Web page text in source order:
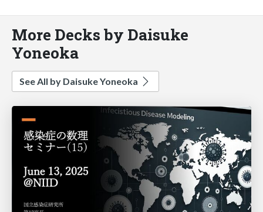
More Decks by Daisuke
Yoneoka
See All by Daisuke Yoneoka